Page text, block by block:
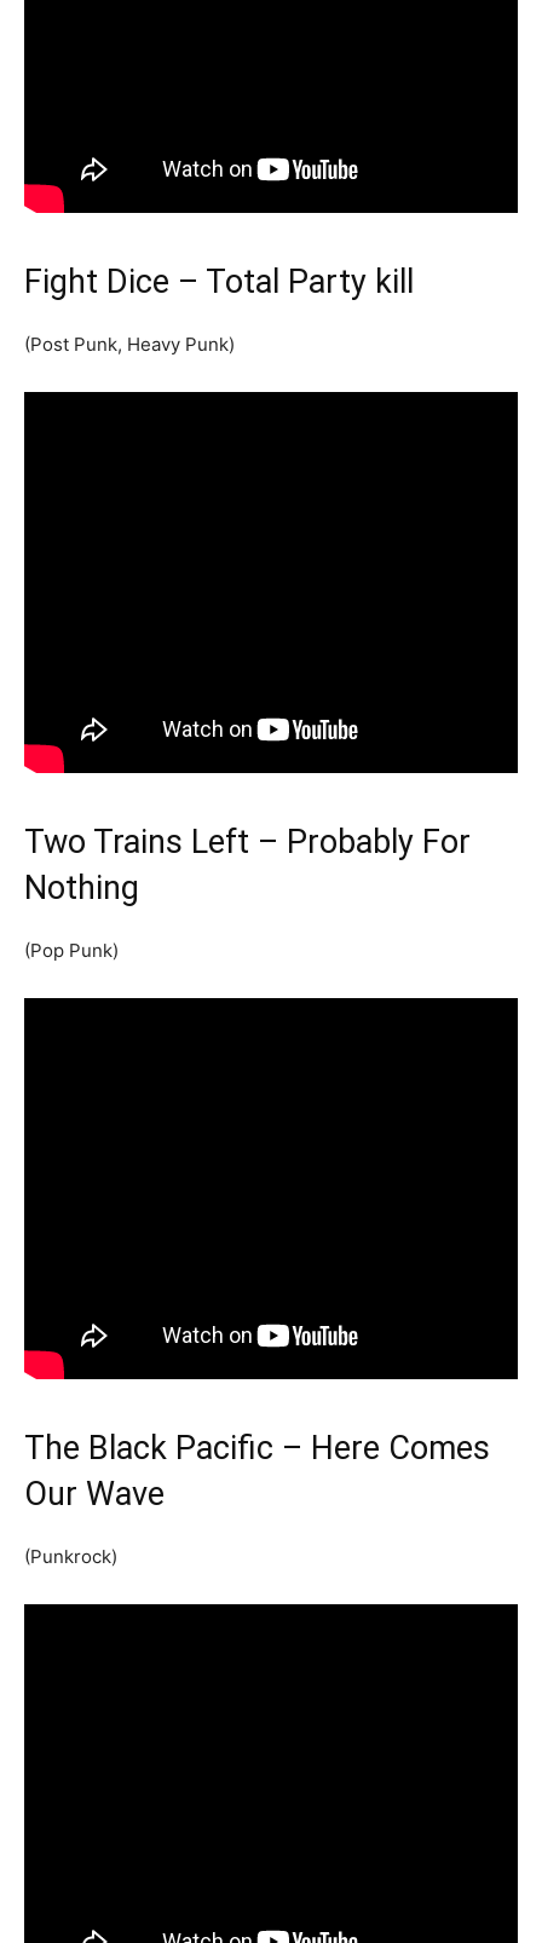
Fight Dice – Total Party kill
(Post Punk, Heavy Punk)
Two Trains Left – Probably For
Nothing
(Pop Punk)
The Black Pacific – Here Comes
Our Wave
(Punkrock)